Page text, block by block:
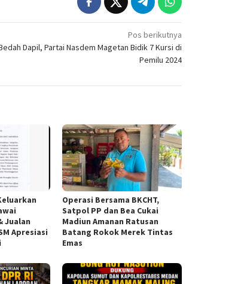
Pos berikutnya
Dapil, Partai Nasdem Magetan Bidik 7 Kursi di
Pemilu 2024
Jualan
Apresiasi
Operasi Bersama BKCHT,
Satpol PP dan Bea Cukai
Madiun Amanan Ratusan
Batang Rokok Merek Tintas
Emas